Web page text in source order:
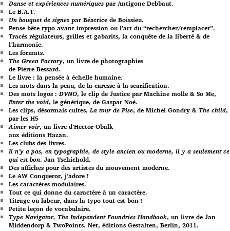
Danse et expériences numériques par Antigone Debbaut.
Le B.A.T.
Un bouquet de signes par Béatrice de Boissieu.
Pense-bête typo avant impression ou l’art du “rechercher/remplacer”.
Tracés régulateurs, grilles et gabarits, la conquête de la liberté & de
l’harmonie.
Les formats.
The Green Factory, un livre de photographies
de Pierre Bessard.
Le livre : la pensée à échelle humaine.
Les mots dans la peau, de la caresse à la scarification.
Des mots logos :DVNO, le clip de Justice par Machine molle & So Me,
Enter the void, le générique, de Gaspar Noé.
Les clips, désormais cultes,La tour de Pise, de Michel Gondry & The child,
par les H5
Aimer voir, un livre d’Hector Obalk
aux éditions Hazan.
Les clubs des livres.
Il n’y a pas, en typographie, de style ancien ou moderne, il y a seulement ce
qui est bon. Jan Tschichold.
Des affiches pour des artistes du mouvement moderne.
Le AW Conqueror, j’adore !
Les caractères modulaires.
Tout ce qui donne du caractère à un caractère.
Titrage ou labeur, dans la typo tout est bon !
Petite leçon de vocabulaire.
Type Navigator, The Independent Foundries Handbook, un livre de Jan
Middendorp & TwoPoints. Net, éditions Gestalten, Berlin, 2011.